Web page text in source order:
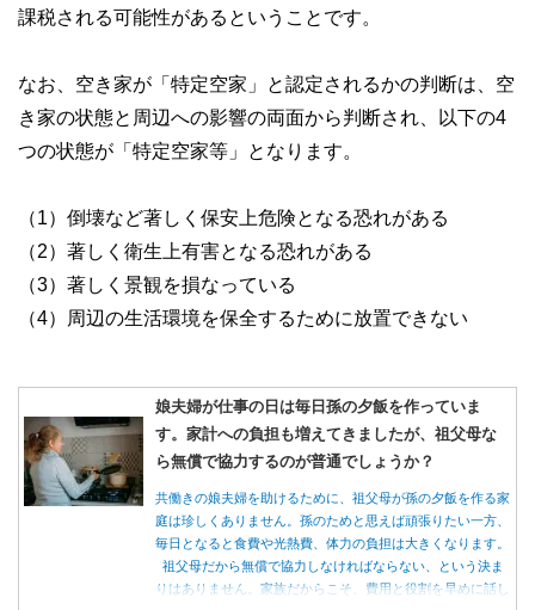
課税される可能性があるということです。
なお、空き家が「特定空家」と認定されるかの判断は、空
き家の状態と周辺への影響の両面から判断され、以下の4
つの状態が「特定空家等」となります。
（1）倒壊など著しく保安上危険となる恐れがある
（2）著しく衛生上有害となる恐れがある
（3）著しく景観を損なっている
（4）周辺の生活環境を保全するために放置できない
娘夫婦が仕事の日は毎日孫の夕飯を作っていま
す。家計への負担も増えてきましたが、祖父母な
ら無償で協力するのが普通でしょうか？
共働きの娘夫婦を助けるために、祖父母が孫の夕飯を作る家
庭は珍しくありません。孫のためと思えば頑張りたい一方、
毎日となると食費や光熱費、体力の負担は大きくなります。
祖父母だから無償で協力しなければならない、という決ま
りはありません。家族だからこそ、費用と役割を早めに話し